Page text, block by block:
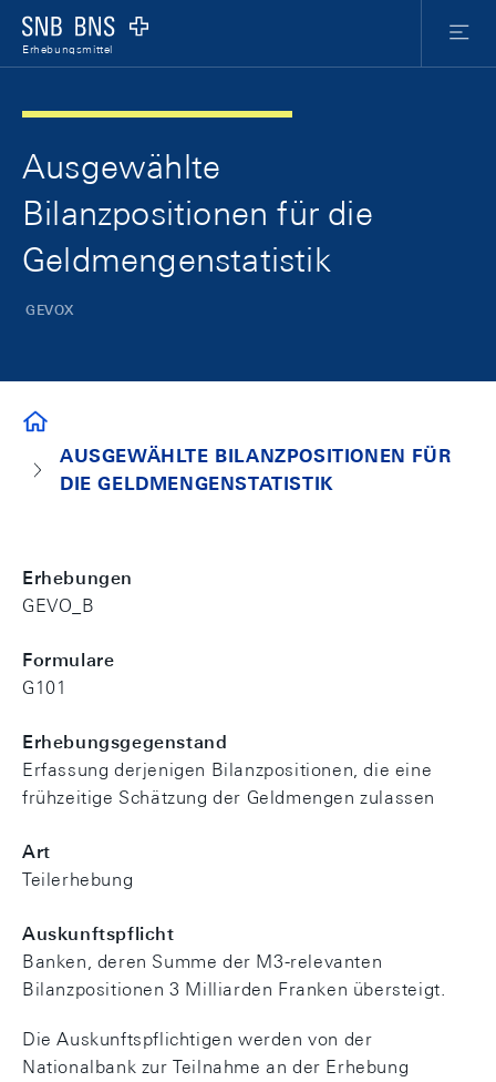
Logo
Erhebungsmittel
Menu
Ausgewählte
Bilanzpositionen für die
Geldmengenstatistik
GEVOX
ERHEBUNGSMITTEL
AUSGEWÄHLTE BILANZPOSITIONEN FÜR
DIE GELDMENGENSTATISTIK
Erhebungen
GEVO_B
Formulare
G101
Erhebungsgegenstand
Erfassung derjenigen Bilanzpositionen, die eine
frühzeitige Schätzung der Geldmengen zulassen
Art
Teilerhebung
Auskunftspflicht
Banken, deren Summe der M3-relevanten
Bilanzpositionen 3 Milliarden Franken übersteigt.
Die Auskunftspflichtigen werden von der
Nationalbank zur Teilnahme an der Erhebung